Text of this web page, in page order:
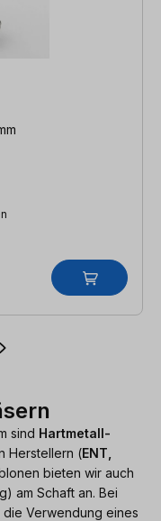
sind Hartmetall-
Herstellern (ENT,
bieten wir auch
am Schaft an. Bei
Verwendung eines